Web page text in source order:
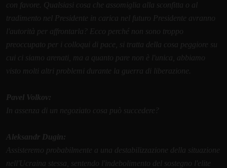
con favore. Qualsiasi cosa che assomiglia alla sconfitta o al
tradimento nel Presidente in carica nel futuro Presidente avranno
l'autorità per affrontarla? Ecco perché non sono troppo
preoccupato per i colloqui di pace, si tratta della cosa peggiore su
cui ci siamo arenati, ma a quanto pare non è l'unica, abbiamo
visto molti altri problemi durante la guerra di liberazione.
Pavel Volkov:
In assenza di un negoziato cosa può succedere?
Aleksandr Dugin:
Assisteremo probabilmente a una destabilizzazione della situazione
nell'Ucraina stessa, sentendo l'indebolimento del sostegno l'elite